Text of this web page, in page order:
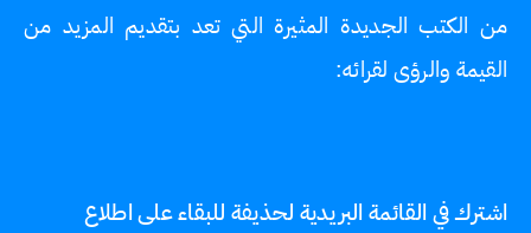
من الكتب الجديدة المثيرة التي تعد بتقديم المزيد من
القيمة والرؤى لقرائه:
اشترك في القائمة البريدية لحذيفة للبقاء على اطلاع